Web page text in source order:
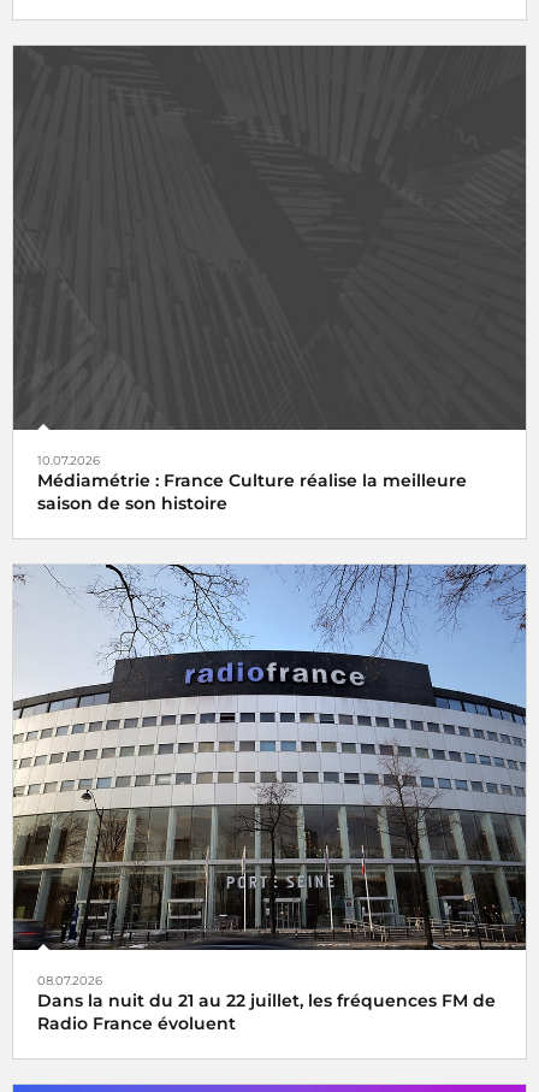
10.07.2026
Médiamétrie : France Culture réalise la meilleure
saison de son histoire
08.07.2026
Dans la nuit du 21 au 22 juillet, les fréquences FM de
Radio France évoluent